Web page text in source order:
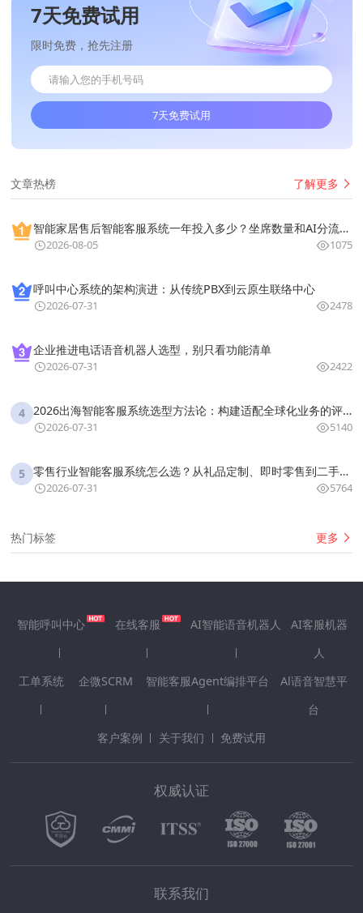
7天免费试用
限时免费，抢先注册
7天免费试用
文章热榜 了解更多
智能家居售后智能客服系统一年投入多少？坐席数量和AI分流比例的成本拆解
2026-08-05 1075
呼叫中心系统的架构演进：从传统PBX到云原生联络中心
2026-07-31 2478
企业推进电话语音机器人选型，别只看功能清单
2026-07-31 2422
4 2026出海智能客服系统选型方法论：构建适配全球化业务的评估框架
2026-07-31 5140
5 零售行业智能客服系统怎么选？从礼品定制、即时零售到二手3C的多业态适配方案
2026-07-31 5764
热门标签 更多
智能呼叫中心 在线客服 AI智能语音机器人
AI客服机器
人
工单系统
企微SCRM 智能客服Agent编排平台
Al语音智慧平
台
客户案例
关于我们 免费试用
权威认证
联系我们